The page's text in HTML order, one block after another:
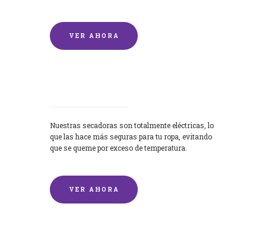
VER AHORA
Nuestras secadoras son totalmente eléctricas, lo
que las hace más seguras para tu ropa, evitando
que se queme por exceso de temperatura.
VER AHORA